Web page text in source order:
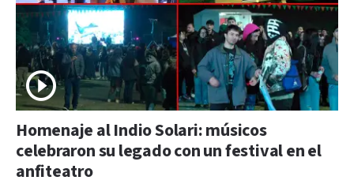
Homenaje al Indio Solari: músicos
celebraron su legado con un festival en el
anfiteatro